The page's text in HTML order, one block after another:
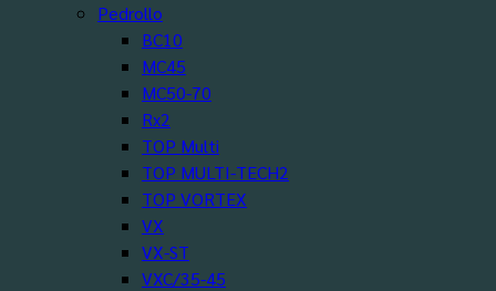
Pedrollo
BC10
MC45
MC50-70
Rx2
TOP Multi
TOP MULTI-TECH2
TOP VORTEX
VX
VX-ST
VXC/35-45